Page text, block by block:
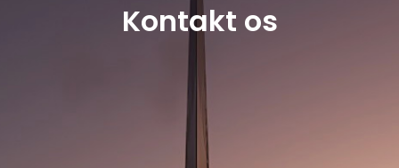
Kontakt os